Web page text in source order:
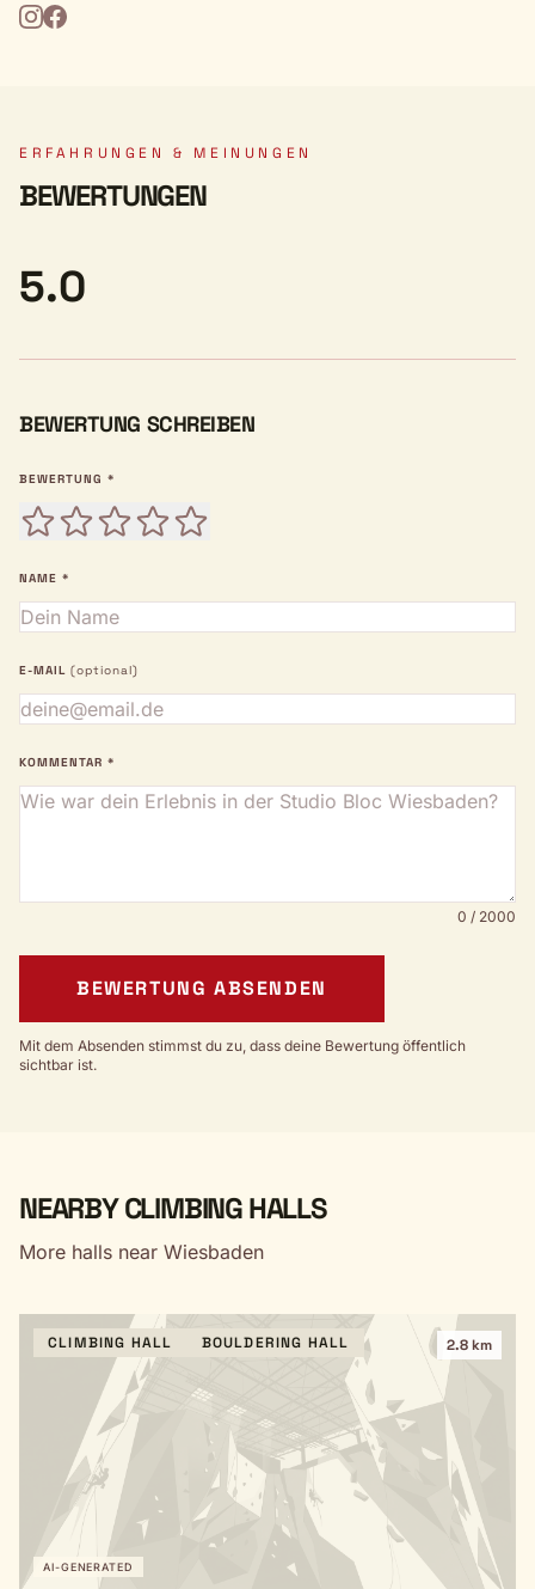
ERFAHRUNGEN & MEINUNGEN
BEWERTUNGEN
5.0
BEWERTUNG SCHREIBEN
BEWERTUNG *
NAME *
E-MAIL (optional)
KOMMENTAR *
0 / 2000
BEWERTUNG ABSENDEN
Mit dem Absenden stimmst du zu, dass deine Bewertung öffentlich
sichtbar ist.
NEARBY CLIMBING HALLS
More halls near Wiesbaden
AI-GENERATED
CLIMBING HALL BOULDERING HALL 2.8 km